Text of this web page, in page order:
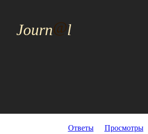
Journ@l
Ответы Просмотры